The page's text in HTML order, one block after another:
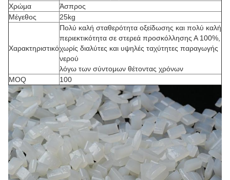
Χρώμα
Άσπρος
Μέγεθος
25kg
Χαρακτηριστικό
Πολύ καλή σταθερότητα οξείδωσης και πολύ καλή
περιεκτικότητα σε στερεά προσκόλλησης Α 100%,
χωρίς διαλύτες και υψηλές ταχύτητες παραγωγής
νερού
λόγω των σύντομων θέτοντας χρόνων
MOQ
100